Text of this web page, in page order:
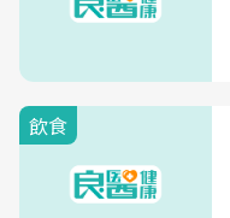
飲食